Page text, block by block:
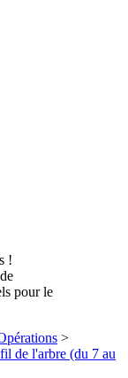
!
pour le
>
de l'arbre (du 7 au